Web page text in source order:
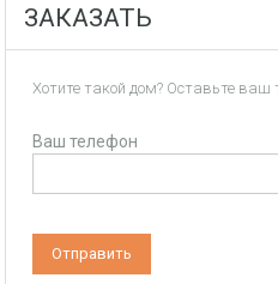
ЗАКАЗАТЬ
Хотите такой дом? Оставьте
Ваш телефон